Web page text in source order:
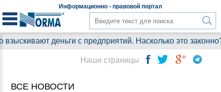
Информационно - правовой портал
деньги с предприятий. Насколько это законно?
ВСЕ НОВОСТИ
Наши страницы